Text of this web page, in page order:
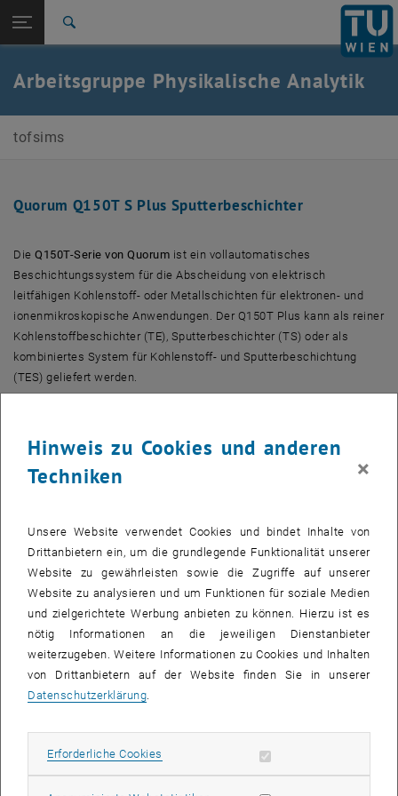
TU Login
Zurück: Subseiten von Geräteausstattung auflisten
Zurück zur letzten Ebene:
Geräteausstattung
Arbeitsgruppe Physikalische Analytik
tofsims
Quorum Q150T S Plus Sputterbeschichter
DieQ150T-Serie von Quorum ist ein vollautomatisches
Beschichtungssystem für die Abscheidung von elektrisch
leitfähigen Kohlenstoff- oder Metallschichten für elektronen- und
ionenmikroskopische Anwendungen. Der Q150T Plus kann als reiner
Kohlenstoffbeschichter (TE), Sputterbeschichter (TS) oder als
kombiniertes System für Kohlenstoff- und Sputterbeschichtung
(TES) geliefert werden.
Quorum Q150T S Plus Sputterbeschichter
Abbildung1: Der Magnetron-Sputterbeschichter Quorum Q150T S
Plus im Arbeitsbereich von unserem Labor.
Hinweis zu Cookies und anderen
Techniken
×
Unsere Website verwendet Cookies und bindet Inhalte von
Drittanbietern ein, um die grundlegende Funktionalität unserer
Website zu gewährleisten sowie die Zugriffe auf unserer
Website zu analysieren und um Funktionen für soziale Medien
und zielgerichtete Werbung anbieten zu können. Hierzu ist es
nötig Informationen an die jeweiligen Dienstanbieter
weiterzugeben. Weitere Informationen zu Cookies und Inhalten
von Drittanbietern auf der Website finden Sie in unserer
Datenschutzerklärung
Erforderliche Cookies Erforderliche Cookies zulassen